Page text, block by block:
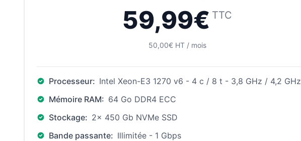
59,99€ TTC
50,00€ HT / mois
Processeur: Intel Xeon-E3 1270 v6 - 4 c / 8 t - 3,8 GHz / 4,2 GHz
Mémoire RAM: 64 Go DDR4 ECC
Stockage: 2x 450 Gb NVMe SSD
Bande passante: Illimitée - 1 Gbps